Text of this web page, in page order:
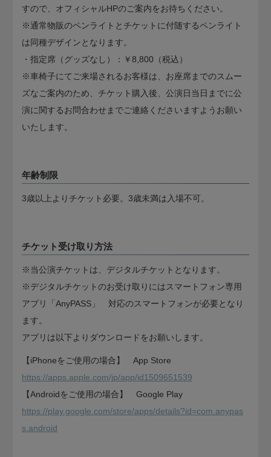
すので、オフィシャルHPのご案内をお待ちください。
※通常物販のペンライトとチケットに付随するペンライト
は同種デザインとなります。
・指定席（グッズなし）：￥8,800（税込）
※車椅子にてご来場されるお客様は、お座席までのスムー
ズなご案内のため、チケット購入後、公演日当日までに公
演に関するお問合わせまでご連絡くださいますようお願い
いたします。
年齢制限
3歳以上よりチケット必要。3歳未満は入場不可。
チケット受け取り方法
※当公演チケットは、デジタルチケットとなります。
※デジタルチケットのお受け取りにはスマートフォン専用
アプリ「AnyPASS」 対応のスマートフォンが必要となり
ます。
アプリは以下よりダウンロードをお願いします。
【iPhoneをご使用の場合】 App Store
https://apps.apple.com/jp/app/id1509651539
【Androidをご使用の場合】 Google Play
https://play.google.com/store/apps/details?id=com.anypas
s.android